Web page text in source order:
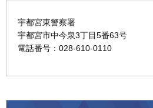
宇都宮東警察署
宇都宮市中今泉3丁目5番63号
電話番号：028-610-0110